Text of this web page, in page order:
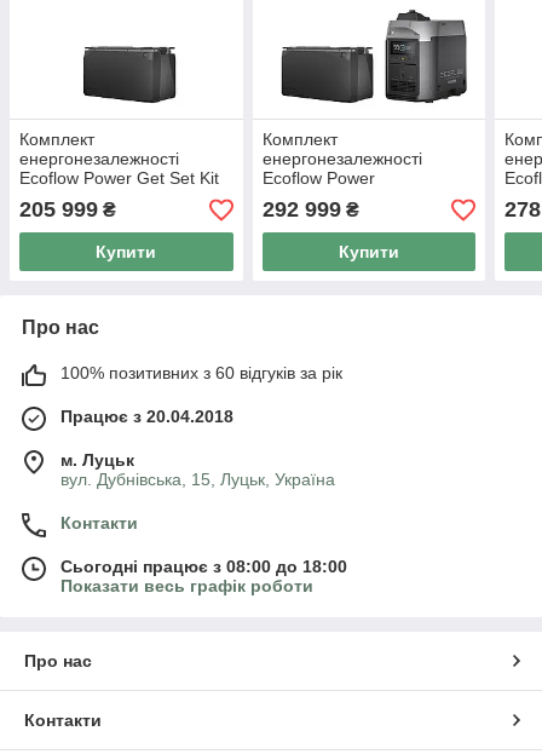
Комплект
енергонезалежності
Ecoflow Power Get Set Kit
5 kWh
205 999 ₴
Купити
Комплект
енергонезалежності
Ecoflow Power
Independence Kit 5 kWh
292 999₴
Купити
Про нас
100% позитивних з 60 відгуків за рік
Працює з 20.04.2018
м. Луцьк
вул. Дубнівська, 15, Луцьк, Україна
Контакти
Сьогодні працює з 08:00 до 18:00
Показати весь графік роботи
Про нас
Контакти